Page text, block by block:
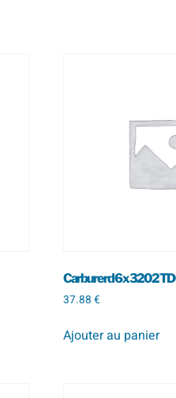
Carbure rd 6 x 320 2
37.88€
Ajouter au panier